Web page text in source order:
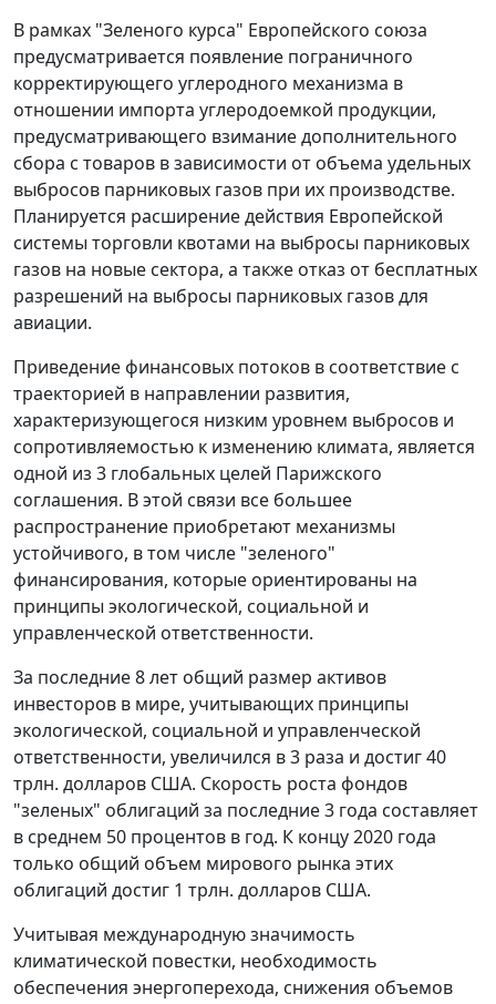
В рамках "Зеленого курса" Европейского союза
предусматривается появление пограничного
корректирующего углеродного механизма в
отношении импорта углеродоемкой продукции,
предусматривающего взимание дополнительного
сбора с товаров в зависимости от объема удельных
выбросов парниковых газов при их производстве.
Планируется расширение действия Европейской
системы торговли квотами на выбросы парниковых
газов на новые сектора, а также отказ от бесплатных
разрешений на выбросы парниковых газов для
авиации.
Приведение финансовых потоков в соответствие с
траекторией в направлении развития,
характеризующегося низким уровнем выбросов и
сопротивляемостью к изменению климата, является
одной из 3 глобальных целей Парижского
соглашения. В этой связи все большее
распространение приобретают механизмы
устойчивого, в том числе "зеленого"
финансирования, которые ориентированы на
принципы экологической, социальной и
управленческой ответственности.
За последние 8 лет общий размер активов
инвесторов в мире, учитывающих принципы
экологической, социальной и управленческой
ответственности, увеличился в 3 раза и достиг 40
трлн. долларов США. Скорость роста фондов
"зеленых" облигаций за последние 3 года составляет
в среднем 50 процентов в год. К концу 2020 года
только общий объем мирового рынка этих
облигаций достиг 1 трлн. долларов США.
Учитывая международную значимость
климатической повестки, необходимость
обеспечения энергоперехода, снижения объемов